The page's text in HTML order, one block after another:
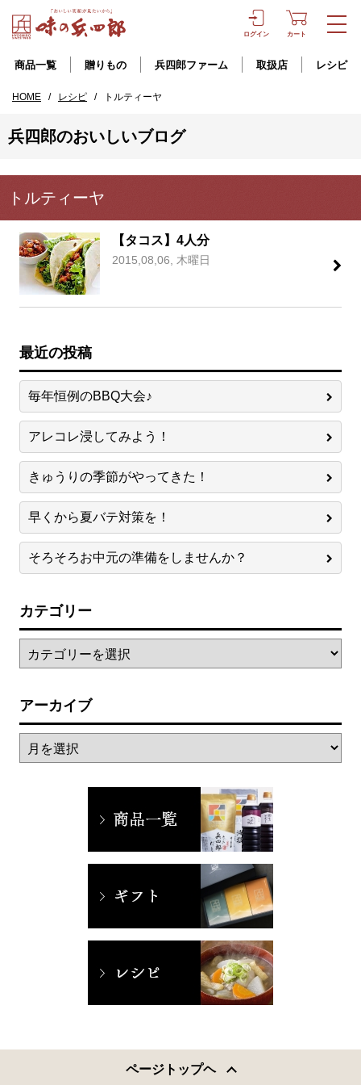
ログイン カート
商品一覧 贈りもの 兵四郎ファーム 取扱店 レシピ
HOME / レシピ / トルティーヤ
兵四郎のおいしいブログ
トルティーヤ
【タコス】4人分
2015,08,06, 木曜日
最近の投稿
毎年恒例のBBQ大会♪
アレコレ浸してみよう！
きゅうりの季節がやってきた！
早くから夏バテ対策を！
そろそろお中元の準備をしませんか？
カテゴリー
アーカイブ
ページトップヘ